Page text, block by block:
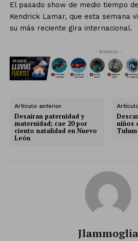
El pasado show de medio tiempo
Kendrick Lamar, que esta semana
su más reciente gira internacional.
- Anuncio -
Artículo anterior
Desairan paternidad y
maternidad; cae 20 por
ciento natalidad en Nuevo
León
niños
Tulum
Jlammoglia